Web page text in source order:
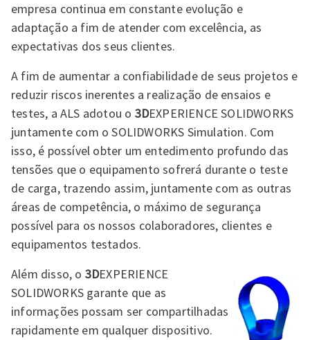
empresa continua em constante evolução e
adaptação a fim de atender com excelência, as
expectativas dos seus clientes.
A fim de aumentar a confiabilidade de seus projetos e
reduzir riscos inerentes a realização de ensaios e
testes, a ALS adotou o 3DEXPERIENCE SOLIDWORKS
juntamente com o SOLIDWORKS Simulation. Com
isso, é possível obter um entedimento profundo das
tensões que o equipamento sofrerá durante o teste
de carga, trazendo assim, juntamente com as outras
áreas de competência, o máximo de segurança
possível para os nossos colaboradores, clientes e
equipamentos testados.
Além disso, o 3DEXPERIENCE
SOLIDWORKS garante que as
informações possam ser compartilhadas
rapidamente em qualquer dispositivo.